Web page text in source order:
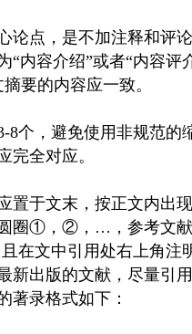
论点，是不加注释和评
“内容介绍”或者“内容评
要的内容应一致。
8个，避免使用非规范的
完全对应。
置于文末，按正文内出
圈①，②，…，参考文
在文中引用处右上角注
新出版的文献，尽量引
著录格式如下：